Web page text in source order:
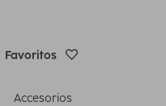
Favoritos
Accesorios